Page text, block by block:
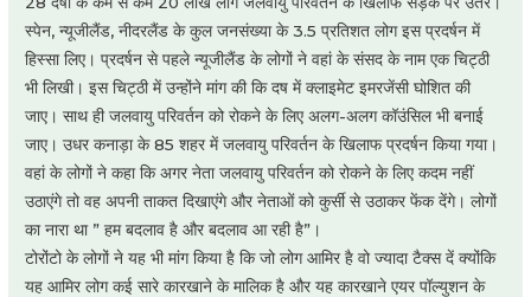
स्पेन, न्यूजीलैंड, नीदरलैंड के कुल जनसंख्या के 3.5 प्रतिशत लोग इस प्रदर्षन में
हिस्सा लिए। प्रदर्षन से पहले न्यूजीलैंड के लोगों ने वहां के संसद के नाम एक चिट्ठी
भी लिखी। इस चिट्ठी में उन्होंने मांग की कि दष में क्लाइमेट इमरजेंसी घोशित की
जाए। साथ ही जलवायु परिवर्तन को रोकने के लिए अलग-अलग कॉउंसिल भी बनाई
जाए। उधर कनाड़ा के 85 शहर में जलवायु परिवर्तन के खिलाफ प्रदर्षन किया गया।
वहां के लोगों ने कहा कि अगर नेता जलवायु परिवर्तन को रोकने के लिए कदम नहीं
उठाएंगे तो वह अपनी ताकत दिखाएंगे और नेताओं को कुर्सी से उठाकर फेंक देंगे। लोगों
का नारा था ” हम बदलाव है और बदलाव आ रही है”।
टोरोंटो के लोगों ने यह भी मांग किया है कि जो लोग आमिर है वो ज्यादा टैक्स दें क्योंकि
यह आमिर लोग कई सारे कारखाने के मालिक है और यह कारखाने एयर पॉल्युशन के